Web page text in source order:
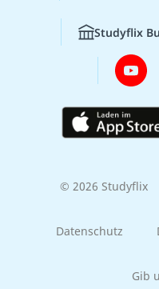
Studyflix
© 2026 Studyflix
Datenschutz
Gib